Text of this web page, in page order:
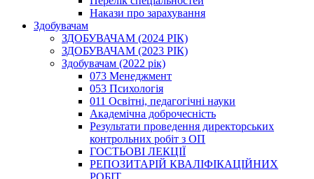
Накази про зарахування
Здобувачам
ЗДОБУВАЧАМ (2024 РІК)
ЗДОБУВАЧАМ (2023 РІК)
Здобувачам (2022 рік)
073 Менеджмент
053 Психологія
011 Освітні, педагогічні науки
Академічна доброчесність
Результати проведення директорських
контрольних робіт з ОП
ГОСТЬОВІ ЛЕКЦІЇ
РЕПОЗИТАРІЙ КВАЛІФІКАЦІЙНИХ
РОБІТ